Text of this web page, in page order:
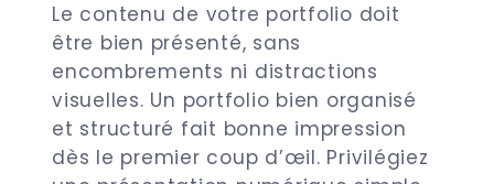
Le contenu de votre portfolio doit
être bien présenté, sans
encombrements ni distractions
visuelles. Un portfolio bien organisé
et structuré fait bonne impression
dès le premier coup d’œil. Privilégiez